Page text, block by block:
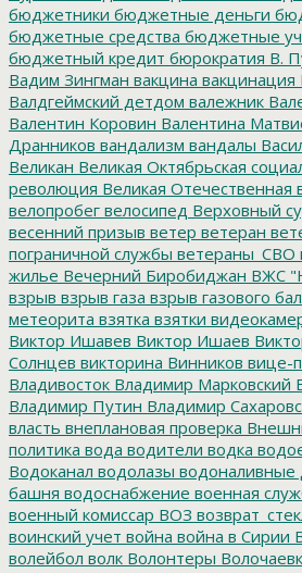
бюджетники бюджетные деньги
бюджетные средства бюджетные
бюджетный кредит бюрократия В.
Вадим Зингман вакцина вакцинация
Валдгеймский детдом валежник
Валентин Коровин Валентина
Дранников вандализм вандалы
Великан Великая Октябрьская
революция Великая Отечественная
велопробег велосипед Верховный
весенний призыв ветер ветеран
пограничной службы ветераны_СВО
жилье Вечерний Биробиджан ВЖС
взрыв взрыв газа взрыв газового
метеорита взятка взятки
Виктор Ишавев Виктор Ишаев
Солнцев викторина Винников вице-
Владивосток Владимир Марковский
Владимир Путин Владимир
власть внеплановая проверка
политика вода водители водка
Водоканал водолазы водоналивные
башня водоснабжение военная
военный комиссар ВОЗ
воинский учет война война в Сирии
волейбол волк Волонтеры